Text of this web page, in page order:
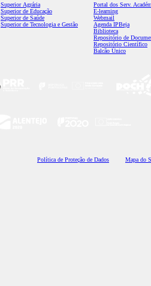
Superior Agrária
Superior de Educação
Superior de Saúde
Superior de Tecnologia e Gestão
Portal dos Serv.
E-learning
Webmail
Agenda IPBeja
Biblioteca
Repositório de
Repositório Científico
Balcão Único
Política de Proteção de Dados Mapa do